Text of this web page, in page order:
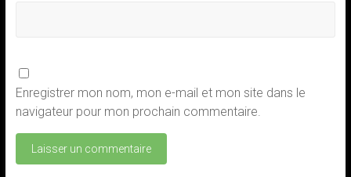
Enregistrer mon nom, mon e-mail et mon site dans le
navigateur pour mon prochain commentaire.